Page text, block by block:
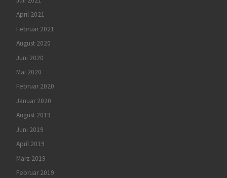
April 2021
Februar 2021
August 2020
Juni 2020
Mai 2020
Februar 2020
Januar 2020
August 2019
Juni 2019
April 2019
März 2019
Februar 2019